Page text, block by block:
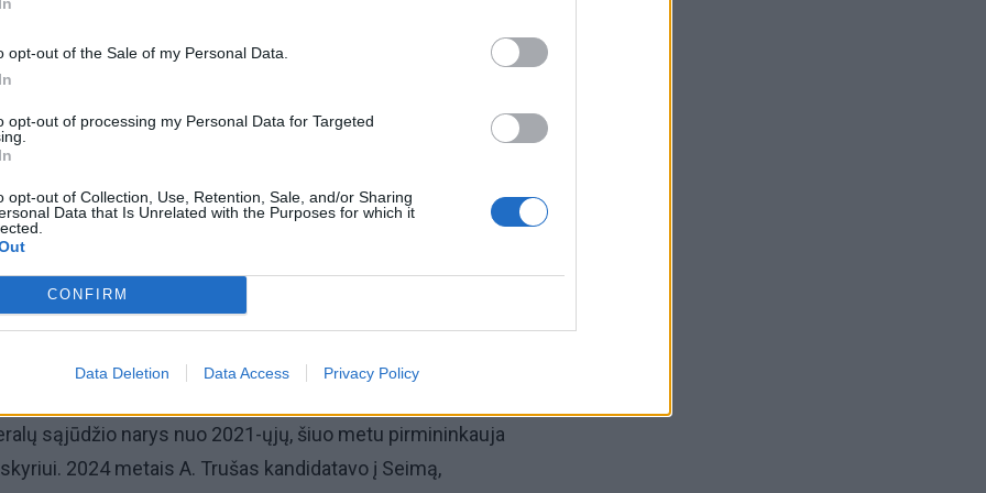
opt-out of the Sale of my Personal Data.
opt-out of processing my Personal Data for Targeted
opt-out of Collection, Use, Retention, Sale, and/or Sharing
Data that Is Unrelated with the Purposes for which it
CONFIRM
Data Deletion Data Access Privacy Policy
Mirė garsi lietuvių aktorė: „Jos vaidmenys išliks Lietuvos
teatro istorijoje“
Pelių ir žiurkių baubas: kas graužikus gąsdina labiau nei
nuodai
sąjūdžio narys nuo 2021-ųjų, šiuo metu pirmininkauja
2024 metais A. Trušas kandidatavo į Seimą,